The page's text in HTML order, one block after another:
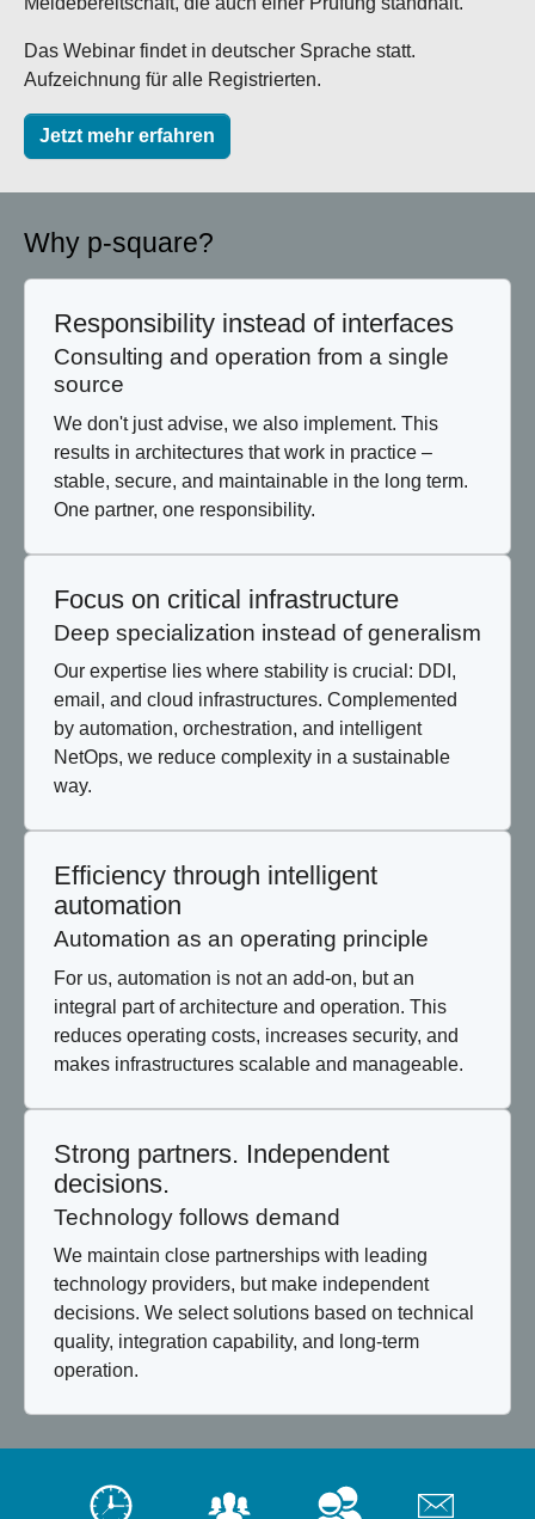
Das Webinar findet in deutscher Sprache statt.
Aufzeichnung für alle Registrierten.
Jetzt mehr erfahren
Why p-square?
Responsibility instead of interfaces
Consulting and operation from a single
source
We don't just advise, we also implement. This
results in architectures that work in practice –
stable, secure, and maintainable in the long term.
One partner, one responsibility.
Focus on critical infrastructure
Deep specialization instead of generalism
Our expertise lies where stability is crucial: DDI,
email, and cloud infrastructures. Complemented
by automation, orchestration, and intelligent
NetOps, we reduce complexity in a sustainable
way.
Efficiency through intelligent
automation
Automation as an operating principle
For us, automation is not an add-on, but an
integral part of architecture and operation. This
reduces operating costs, increases security, and
makes infrastructures scalable and manageable.
Strong partners. Independent
decisions.
Technology follows demand
We maintain close partnerships with leading
technology providers, but make independent
decisions. We select solutions based on technical
quality, integration capability, and long-term
operation.